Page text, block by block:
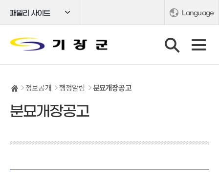
패밀리 사이트 Language
정보공개 행정알림 분묘개장공고
분묘개장공고